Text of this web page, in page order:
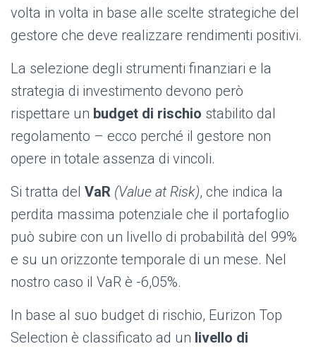
volta in volta in base alle scelte strategiche del
gestore che deve realizzare rendimenti positivi.
La selezione degli strumenti finanziari e la
strategia di investimento devono però
rispettare un budget di rischio stabilito dal
regolamento – ecco perché il gestore non
opere in totale assenza di vincoli.
Si tratta del VaR (Value at Risk), che indica la
perdita massima potenziale che il portafoglio
può subire con un livello di probabilità del 99%
e su un orizzonte temporale di un mese. Nel
nostro caso il VaR è -6,05%.
In base al suo budget di rischio, Eurizon Top
Selection è classificato ad un livello di